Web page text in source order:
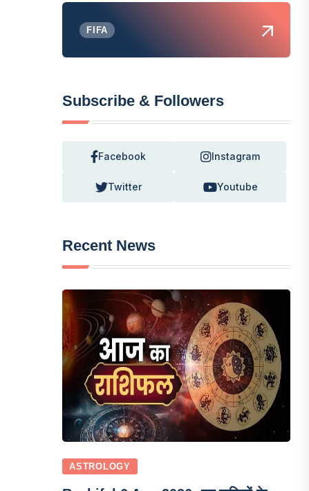
FIFA
Subscribe & Followers
Facebook Instagram
Twitter Youtube
Recent News
ASTROLOGY